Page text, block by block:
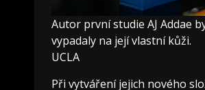
Autor první studie AJ ​​Addae
vypadaly na její vlastní kůži.
UCLA
Při vytváření jejich nového